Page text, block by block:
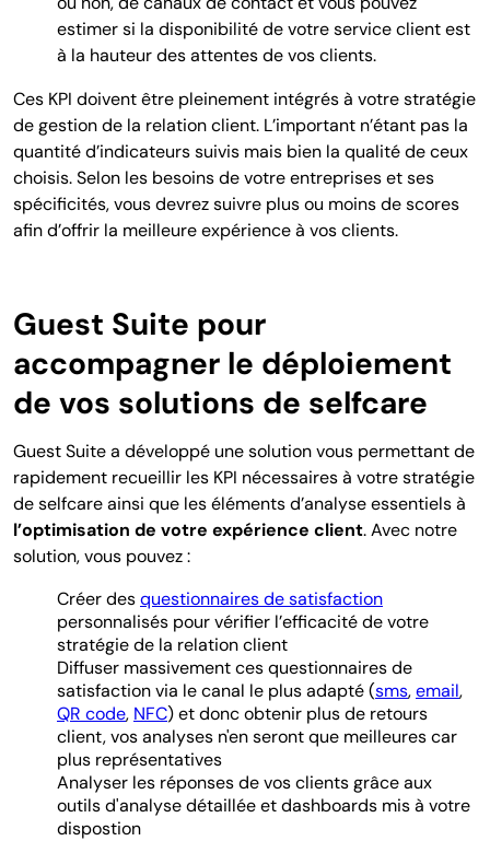
estimer si la disponibilité de votre service client est
à la hauteur des attentes de vos clients.
Ces KPI doivent être pleinement intégrés à votre stratégie
de gestion de la relation client. L’important n’étant pas la
quantité d’indicateurs suivis mais bien la qualité de ceux
choisis. Selon les besoins de votre entreprises et ses
spécificités, vous devrez suivre plus ou moins de scores
afin d’offrir la meilleure expérience à vos clients.
Guest Suite pour
accompagner le déploiement
de vos solutions de selfcare
Guest Suite a développé une solution vous permettant de
rapidement recueillir les KPI nécessaires à votre stratégie
de selfcare ainsi que les éléments d’analyse essentiels à
l’optimisation de votre expérience client. Avec notre
solution, vous pouvez :
Créer desquestionnaires de satisfaction
personnalisés pour vérifier l’efficacité de votre
stratégie de la relation client
Diffuser massivement ces questionnaires de
satisfaction via le canal le plus adapté (sms,email,
QR code, NFC) et donc obtenir plus de retours
client, vos analyses n'en seront que meilleures car
plus représentatives
Analyser les réponses de vos clients grâce aux
outils d'analyse détaillée et dashboards mis à votre
dispostion